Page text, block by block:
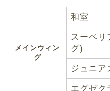
メインウィン
グ
和室
スーペリ
グ)
ジュニア
エグゼク